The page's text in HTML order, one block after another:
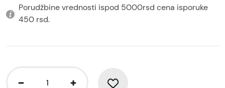
Porudžbine vrednosti ispod 5000rsd cena isporuke
450 rsd.